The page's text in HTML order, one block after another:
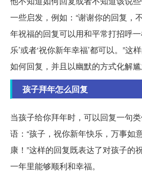
一些启发，例如：“谢谢你的回复，
年祝福的回复可以用和平常打招呼
乐’或者‘祝你新年幸福’都可以。”这
如何回复，并且以幽默的方式化解尴
孩子拜年怎么回复
当孩子给你拜年时，可以回复一句
语：“孩子，祝你新年快乐，万事如
康！”这样的回复既表达了对孩子的
一年里能够顺利和幸福。